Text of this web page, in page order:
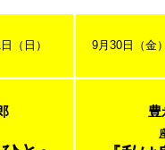
（日） 9月30日（金
の
豊